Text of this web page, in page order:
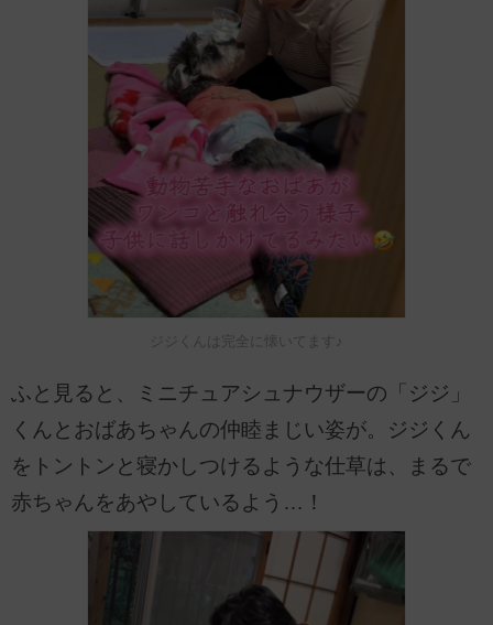
ジジくんは完全に懐いてます♪
ふと見ると、ミニチュアシュナウザーの「ジジ」
くんとおばあちゃんの仲睦まじい姿が。ジジくん
をトントンと寝かしつけるような仕草は、まるで
赤ちゃんをあやしているよう…！